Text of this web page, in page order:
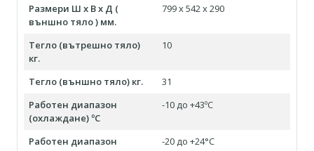
Размери Ш х В х Д (
външно тяло ) мм.
799 x 542 x 290
Тегло (вътрешно тяло)
кг.
10
Тегло (външно тяло) кг.
31
Работен диапазон
(охлаждане) ºC
-10 до +43ºC
Работен диапазон
-20 до +24°С